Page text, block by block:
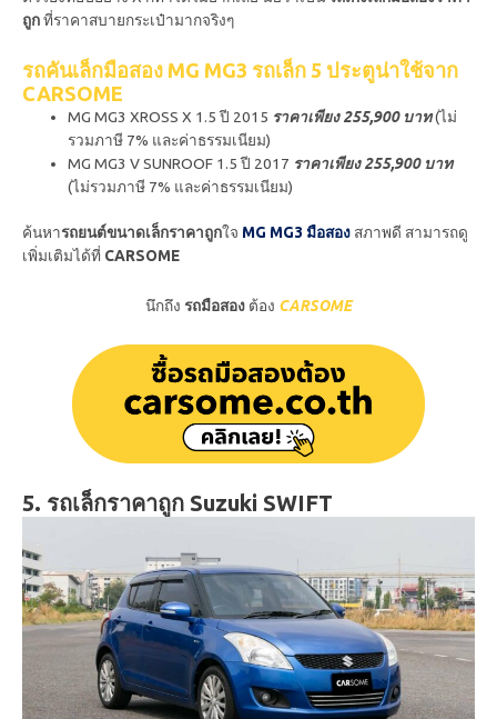
ถูกที่ราคาสบายกระเป๋ามากจริงๆ
รถคันเล็กมือสอง MG MG3 รถเล็ก 5 ประตูน่าใช้จาก
CARSOME
MG MG3 XROSS X 1.5 ปี 2015 ราคาเพียง 255,900 บาท(ไม่
รวมภาษี 7% และค่าธรรมเนียม)
MG MG3 V SUNROOF 1.5 ปี 2017 ราคาเพียง 255,900 บาท
(ไม่รวมภาษี 7% และค่าธรรมเนียม)
ค้นหารถยนต์ขนาดเล็กราคาถูกใจ MG MG3 มือสอง สภาพดี สามารถดู
เพิ่มเติมได้ที่ CARSOME
นึกถึง รถมือสอง ต้อง CARSOME
5. รถเล็กราคาถูก Suzuki SWIFT